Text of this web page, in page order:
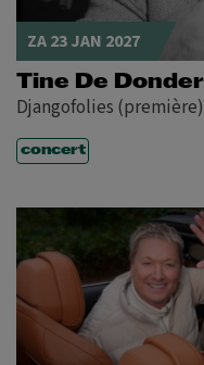
ZA 23 JAN 2027
Tine De Donder
Djangofolies (première)
concert